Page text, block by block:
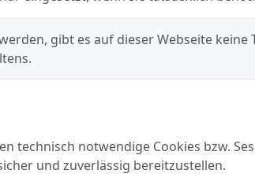
gibt es auf dieser Webseite keine
technisch notwendige Cookies bzw.
und zuverlässig bereitzustellen.